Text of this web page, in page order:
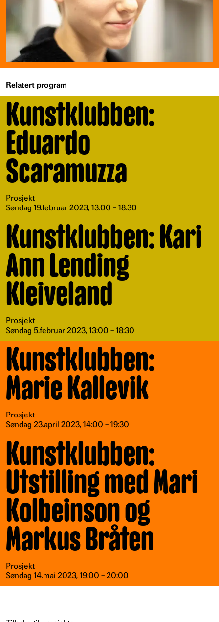
Relatert program
Kunstklubben:
Eduardo
Scaramuzza
Prosjekt
Søndag 19.februar 2023, 13:00 – 18:30
Kunstklubben: Kari
Ann Lending
Kleiveland
Prosjekt
Søndag 5.februar 2023, 13:00 – 18:30
Kunstklubben:
Marie Kallevik
Prosjekt
Søndag 23.april 2023, 14:00 – 19:30
Kunstklubben:
Utstilling med Mari
Kolbeinson og
Markus Bråten
Prosjekt
Søndag 14.mai 2023, 19:00 – 20:00